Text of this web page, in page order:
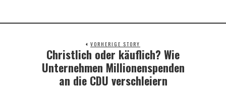
VORHERIGE STORY
Previous
post:
Christlich oder käuflich? Wie
Unternehmen Millionenspenden
an die CDU verschleiern